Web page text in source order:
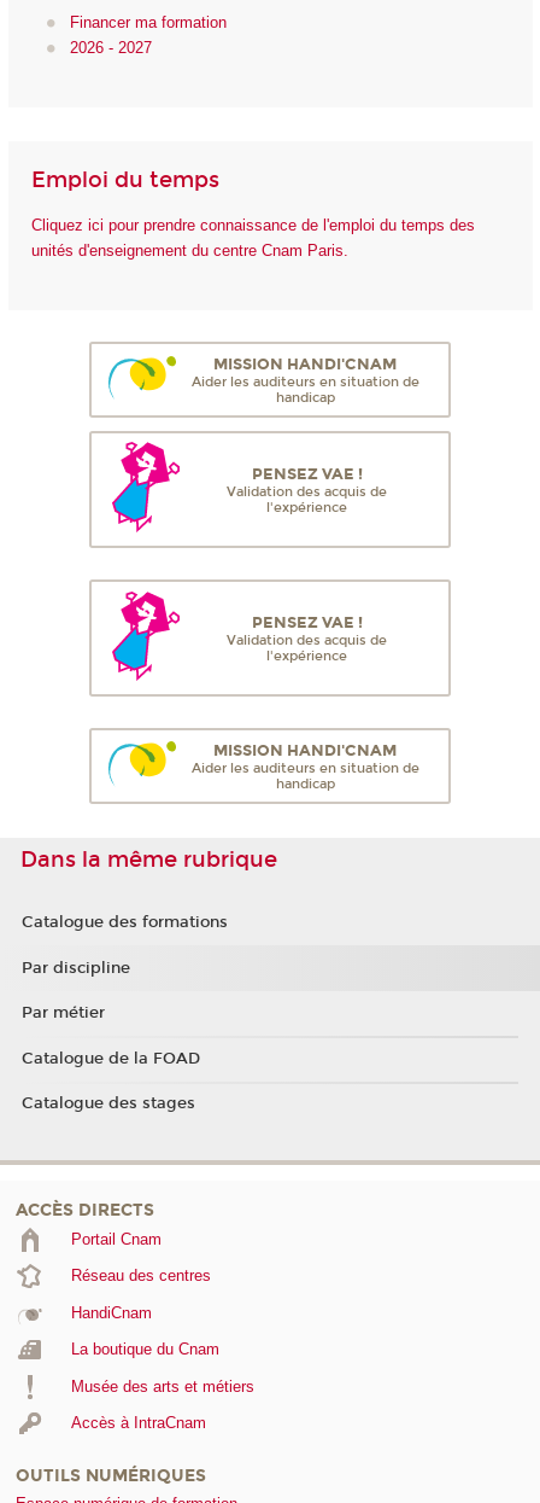
Financer ma formation
2026 - 2027
Emploi du temps
Cliquez ici pour prendre connaissance de l'emploi du temps des
unités d'enseignement du centre Cnam Paris.
MISSION HANDI'CNAM
Aider les auditeurs en situation de
handicap
PENSEZ VAE !
Validation des acquis de
l'expérience
PENSEZ VAE !
Validation des acquis de
l'expérience
MISSION HANDI'CNAM
Aider les auditeurs en situation de
handicap
Dans la même rubrique
Catalogue des formations
Par discipline
Par métier
Catalogue de la FOAD
Catalogue des stages
ACCÈS DIRECTS
Portail Cnam
Réseau des centres
HandiCnam
La boutique du Cnam
Musée des arts et métiers
Accès à IntraCnam
OUTILS NUMÉRIQUES